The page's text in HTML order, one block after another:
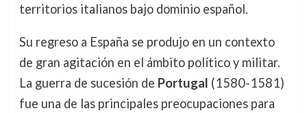
territorios italianos bajo dominio español.
Su regreso a España se produjo en un contexto
de gran agitación en el ámbito político y militar.
La guerra de sucesión de Portugal (1580-1581)
fue una de las principales preocupaciones para